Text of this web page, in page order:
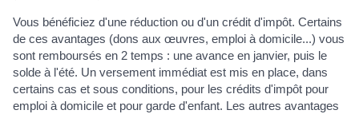
Vous bénéficiez d'une réduction ou d'un crédit d'impôt. Certains
de ces avantages (dons aux œuvres, emploi à domicile...) vous
sont remboursés en 2 temps : une avance en janvier, puis le
solde à l'été. Un versement immédiat est mis en place, dans
certains cas et sous conditions, pour les crédits d'impôt pour
emploi à domicile et pour garde d'enfant. Les autres avantages